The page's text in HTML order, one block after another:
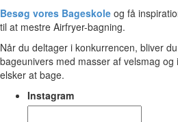
Besøg vores Bageskole og få
til at mestre Airfryer-bagning.
Når du deltager i konkurrencen, bliver
bageunivers med masser af velsmag
elsker at bage.
Instagram